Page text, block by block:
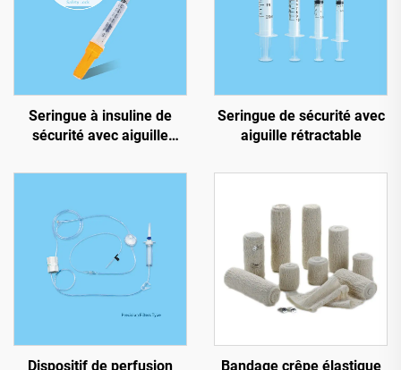
Seringue à insuline de
sécurité avec aiguille
Seringue de sécurité avec
aiguille rétractable
Dispositif de perfusion
Bandage crêpe élastique